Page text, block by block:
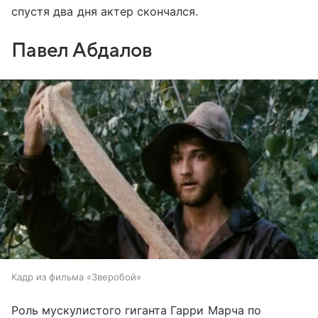
спустя два дня актер скончался.
Павел Абдалов
Кадр из фильма «Зверобой»
Роль мускулистого гиганта Гарри Марча по